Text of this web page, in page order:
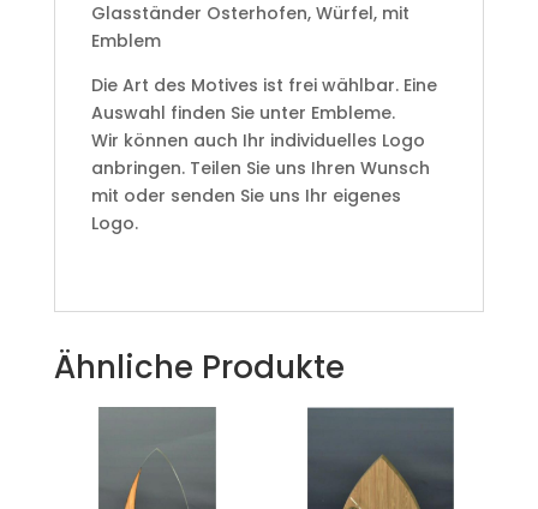
Glasständer Osterhofen, Würfel, mit
Emblem
Die Art des Motives ist frei wählbar. Eine
Auswahl finden Sie unter Embleme.
Wir können auch Ihr individuelles Logo
anbringen. Teilen Sie uns Ihren Wunsch
mit oder senden Sie uns Ihr eigenes
Logo.
Ähnliche Produkte